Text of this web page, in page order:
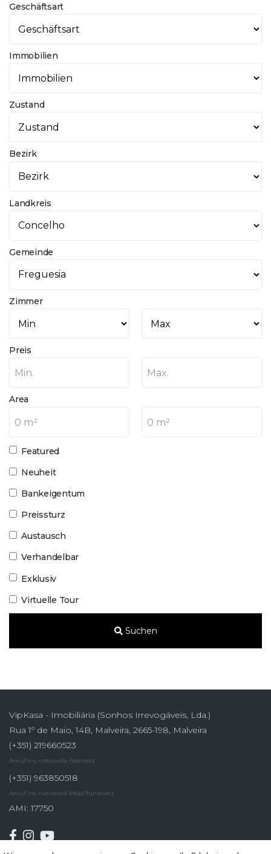
Geschäftsart
Immobilien
Zustand
Bezirk
Landkreis
Gemeinde
Zimmer
Preis
Min. Max.
Area
0 m² 0 m²
Featured
Neuheit
Bankeigentum
Preissturz
Austausch
Verhandelbar
Exklusiv
Virtuelle Tour
Suchen
VipKasa - Imobiliária (Sonhos Irrevogáveis, Lda.)
Rua 1º de Maio, 14B, Malveira, 2665-198, Malveira
(+351) 219660523
Anruf ins nationale Festnetz
(+351) 963850518
Anruf ins nationale Mobilfunknetz
AMI: 17750